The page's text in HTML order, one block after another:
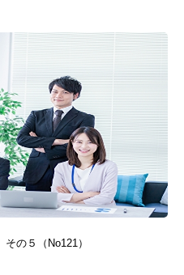
の５（No121）